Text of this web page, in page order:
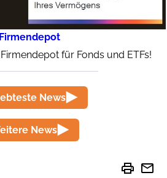
Firmendepot
für Fonds und ETFs!
News
News
print mail